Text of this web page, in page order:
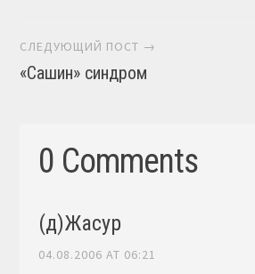
СЛЕДУЮЩИЙ ПОСТ →
«Сашин» синдром
0 Comments
(д)Жасур
04.08.2006 AT 06:21